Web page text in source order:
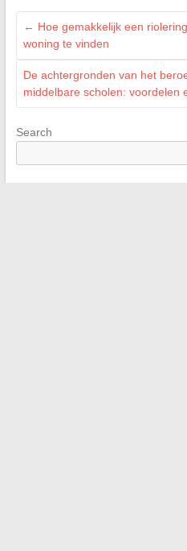
← Hoe gemakkelijk een
woning te vinden
De achtergronden van het
middelbare scholen: voordelen
Search